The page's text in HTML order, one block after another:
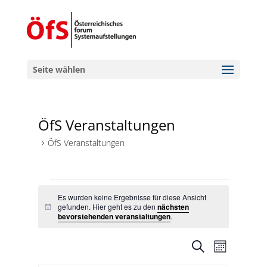
Seite wählen
ÖfS Veranstaltungen
ÖfS Veranstaltungen
Hinweis
Es wurden keine Ergebnisse für diese Ansicht
gefunden. Hier geht es zu dennächsten
bevorstehenden veranstaltungen.
SucheMonat